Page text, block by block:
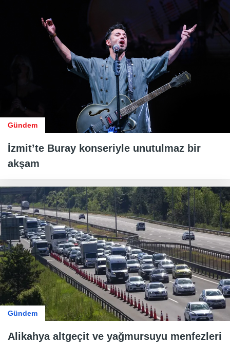
Gündem
İzmit’te Buray konseriyle unutulmaz bir
akşam
Gündem
Alikahya altgeçit ve yağmursuyu menfezleri